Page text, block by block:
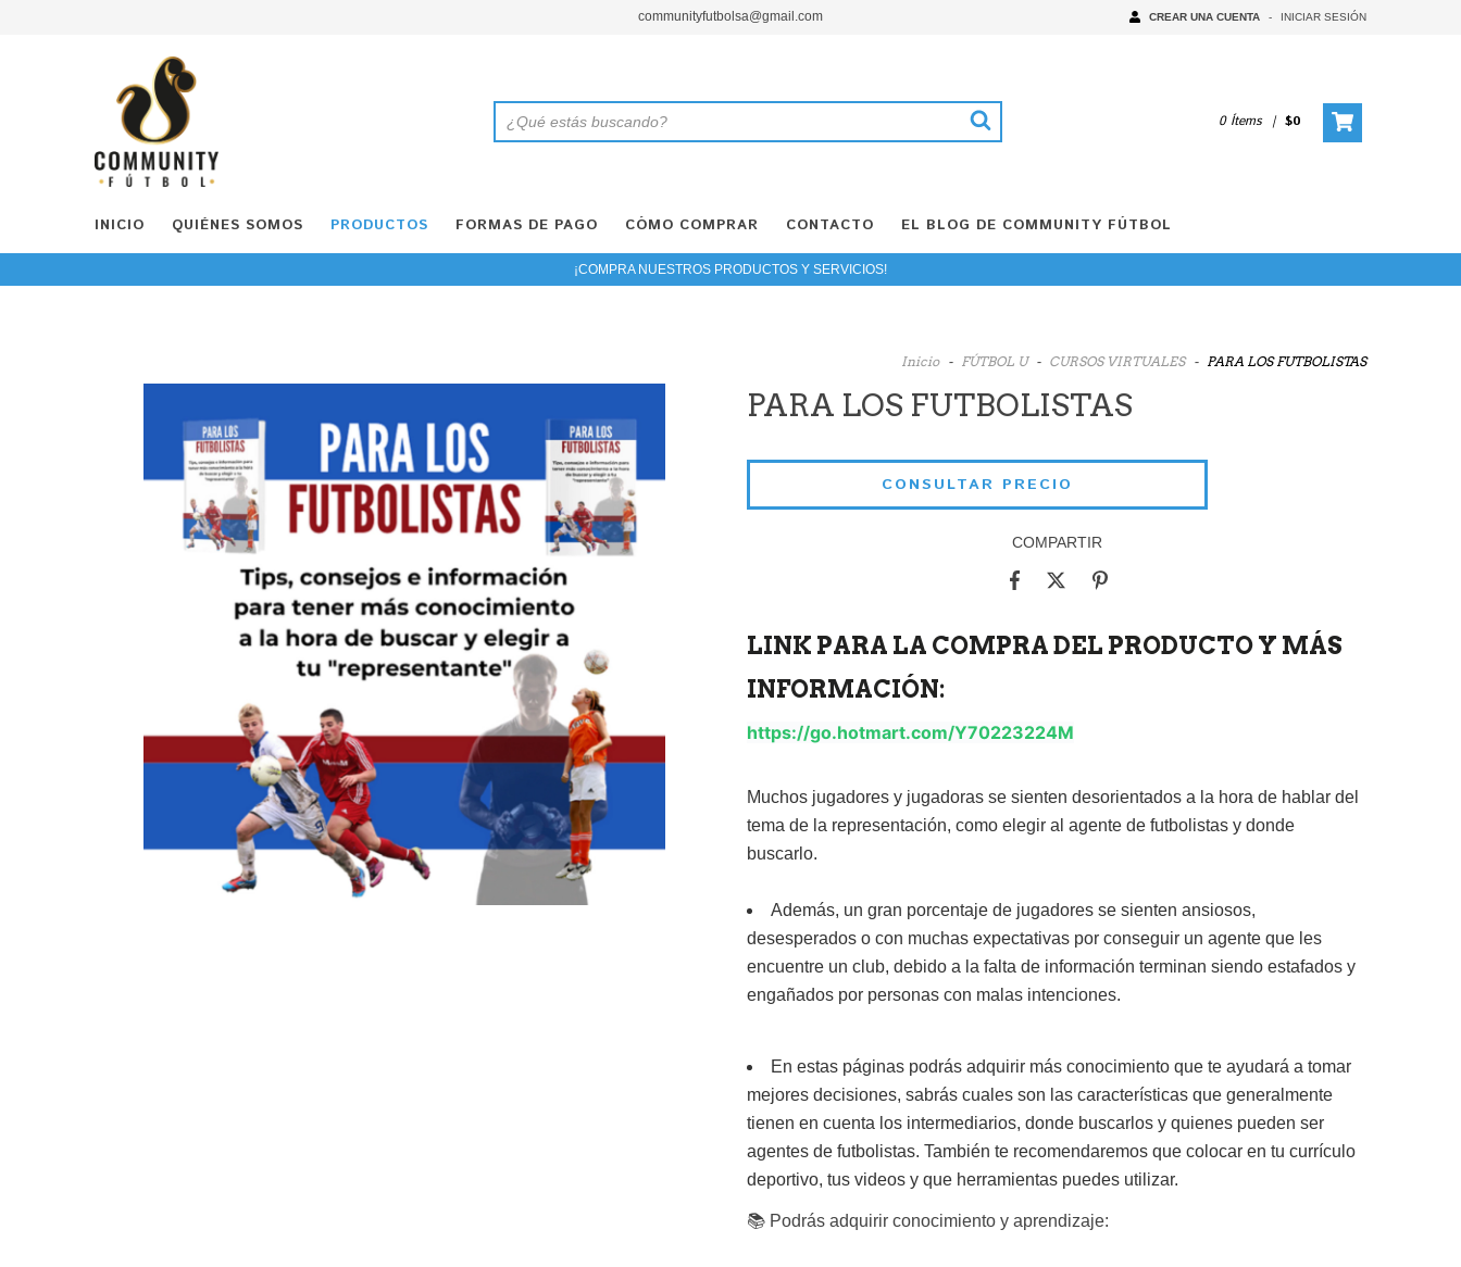
communityfutbolsa@gmail.com CREAR UNA CUENTA - INICIAR SESIÓN
0 Ítems | $0
INICIO QUIÉNES SOMOS PRODUCTOS FORMAS DE PAGO CÓMO COMPRAR CONTACTO EL BLOG DE COMMUNITY FÚTBOL
¡COMPRA NUESTROS PRODUCTOS Y SERVICIOS!
Inicio - FÚTBOL U - CURSOS VIRTUALES - PARA LOS FUTBOLISTAS
PARA LOS FUTBOLISTAS
COMPARTIR
LINK PARA LA COMPRA DEL PRODUCTO Y MÁS
INFORMACIÓN:
https://go.hotmart.com/Y70223224M
Muchos jugadores y jugadoras se sienten desorientados a la hora de hablar del
tema de la representación, como elegir al agente de futbolistas y donde
buscarlo.
Además, un gran porcentaje de jugadores se sienten ansiosos,
desesperados o con muchas expectativas por conseguir un agente que les
encuentre un club, debido a la falta de información terminan siendo estafados y
engañados por personas con malas intenciones.
En estas páginas podrás adquirir más conocimiento que te ayudará a tomar
mejores decisiones, sabrás cuales son las características que generalmente
tienen en cuenta los intermediarios, donde buscarlos y quienes pueden ser
agentes de futbolistas. También te recomendaremos que colocar en tu currículo
deportivo, tus videos y que herramientas puedes utilizar.
📚 Podrás adquirir conocimiento y aprendizaje: